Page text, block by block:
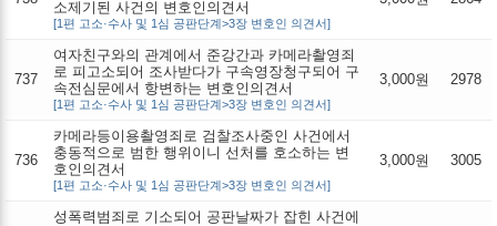
소제기된 사건의 변호인의견서
[1편 고소·수사 및 1심 공판단계>3장 변호인 의견서]
737
여자친구와의 관계에서 준강간과 카메라촬영죄
로 피고소되어 조사받다가 구속영장청구되어 구
속전심문에서 항변하는 변호인의견서
[1편 고소·수사 및 1심 공판단계>3장 변호인 의견서]
3,000원 2978
736
카메라등이용촬영죄로 검찰조사중인 사건에서
충동적으로 범한 행위이니 선처를 호소하는 변
호인의견서
[1편 고소·수사 및 1심 공판단계>3장 변호인 의견서]
3,000원 3005
성폭력범죄로 기소되어 공판날짜가 잡힌 사건에